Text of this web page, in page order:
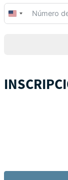
United
States